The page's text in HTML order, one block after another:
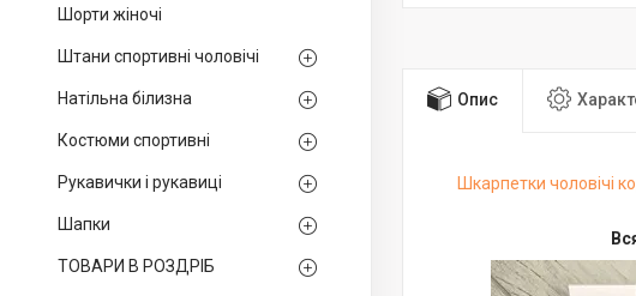
Шорти жіночі
Штани спортивні чоловічі
Натільна білизна
Костюми спортивні
Рукавички і рукавиці
Шапки
ТОВАРИ В РОЗДРІБ
Опис
Шкарпетки чоловічі